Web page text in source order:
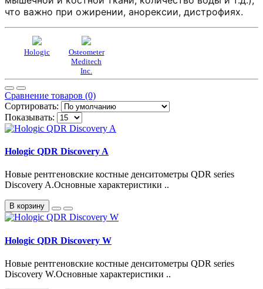
что важно при ожирении, анорексии, дистрофиях.
Hologic
Osteometer
Meditech
Inc.
Сравнение товаров (0)
Сортировать:
Показывать:
Hologic QDR Discovery A
Новые рентгеновские костные денситометры QDR series
Discovery A.Основные характеристики ..
В корзину
Hologic QDR Discovery W
Новые рентгеновские костные денситометры QDR series
Discovery W.Основные характеристики ..